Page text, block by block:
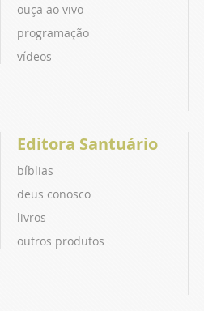
ouça ao vivo
programação
vídeos
Editora Santuário
bíblias
deus conosco
livros
outros produtos